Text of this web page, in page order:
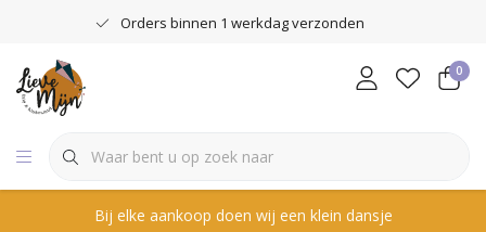
Orders binnen 1 werkdag verzonden
0
Bij elke aankoop doen wij een klein dansje